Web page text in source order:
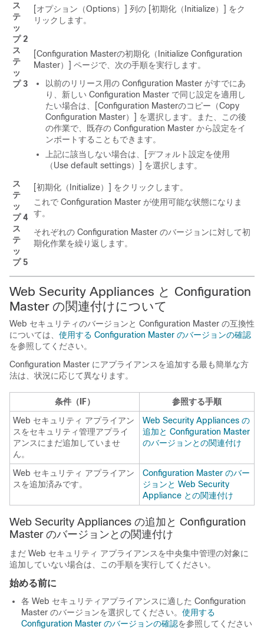
ス
テ
ッ
プ 2
[オプション（Options）] 列の [初期化（Initialize）] をク
リックします。
ス
テ
ッ
プ 3
[Configuration Masterの初期化（Initialize Configuration
Master）] ページで、次の手順を実行します。
以前のリリース用の Configuration Master がすでにあ
り、新しい Configuration Master で同じ設定を適用し
たい場合は、[Configuration Masterのコピー（Copy
Configuration Master）] を選択します。また、この後
の作業で、既存の Configuration Master から設定をイ
ンポートすることもできます。
上記に該当しない場合は、[デフォルト設定を使用
（Use default settings）] を選択します。
ス
テ
ッ
プ 4
[初期化（Initialize）] をクリックします。
これで Configuration Master が使用可能な状態になりま
す。
ス
テ
ッ
プ 5
それぞれの Configuration Master のバージョンに対して初
期化作業を繰り返します。
Web Security Appliances と Configuration
Master の関連付けについて
Web セキュリティのバージョンと Configuration Master の互換性
については、 使用する Configuration Master のバージョンの確認
を参照してください。
Configuration Master にアプライアンスを追加する最も簡単な方
法は、状況に応じて異なります。
条件（IF）
参照する手順
Web セキュリティ アプライアン
スをセキュリティ管理アプライ
アンスにまだ追加していませ
ん。
Web Security Appliances の
追加と Configuration Master
のバージョンとの関連付け
Web セキュリティ アプライアン
スを追加済みです。
Configuration Master のバー
ジョンと Web Security
Appliance との関連付け
Web Security Appliances の追加と Configuration
Master のバージョンとの関連付け
まだ Web セキュリティ アプライアンスを中央集中管理の対象に
追加していない場合は、この手順を実行してください。
始める前に
各 Web セキュリティアプライアンスに適した Configuration
Master のバージョンを選択してください。 使用する
Configuration Master のバージョンの確認を参照してください